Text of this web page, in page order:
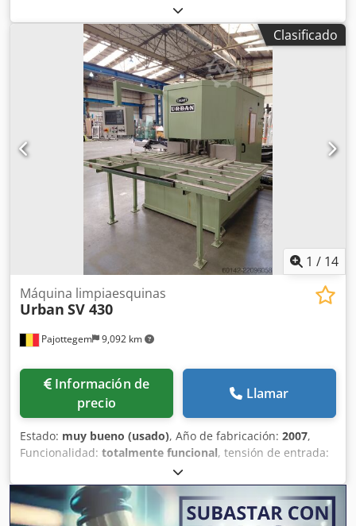
para el enrutamiento de bordes URBAN SV530 4B con
estación de giro y sistema de transporte. Dcjdpfx
Ajzfvguegkjk La dirección de recorrido es de izquierda a
derecha. Cabezales de herramientas completamente
equipados, tanto en la parte superior como en la inferior,
para el mecanizado de todos los perfiles de puertas y
Clasificado
1 / 14
Pajottegem 9,092 km
Máquina limpiaesquinas
Urban SV 430
Información de
precio
Llamar
Estado: muy bueno (usado), Año de fabricación: 2007,
Funcionalidad: totalmente funcional, tensión de entrada:
, Se vende: Centro de mecanizado de
perfiles de PVC URBAN SV 430 Máquina de limpieza de
esquinas Dcedpfx Aozcmg Iogksk Centro de mecanizado
profesional de la reconocida marca alemana URBAN,